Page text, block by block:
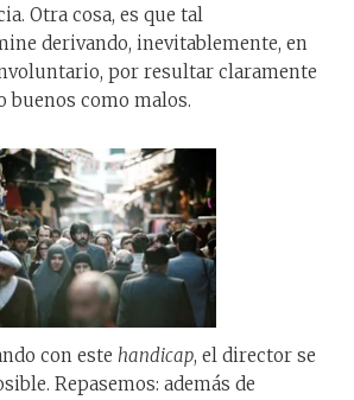
Otra cosa, es que tal
derivando, inevitablemente, en
por resultar claramente
como malos.
con este handicap, el director se
Repasemos: además de